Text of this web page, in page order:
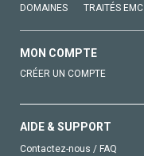
DOMAINES TRAITÉS EMC
MON COMPTE
CRÉER UN COMPTE
AIDE & SUPPORT
Contactez-nous / FAQ